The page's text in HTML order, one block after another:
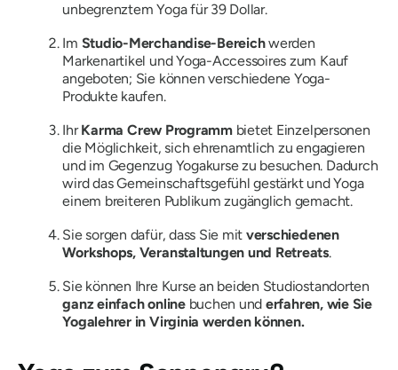
unbegrenztem Yoga für 39 Dollar.
Im Studio-Merchandise-Bereichwerden
Markenartikel und Yoga-Accessoires zum Kauf
angeboten; Sie können verschiedene Yoga-
Produkte kaufen.
IhrKarma Crew Programmbietet Einzelpersonen
die Möglichkeit, sich ehrenamtlich zu engagieren
und im Gegenzug Yogakurse zu besuchen. Dadurch
wird das Gemeinschaftsgefühl gestärkt und Yoga
einem breiteren Publikum zugänglich gemacht.
Sie sorgen dafür, dass Sie mit verschiedenen
Workshops, Veranstaltungen und Retreats.
Sie können Ihre Kurse an beiden Studiostandorten
ganz einfach online buchen und erfahren, wie Sie
Yogalehrer in Virginia werden können.